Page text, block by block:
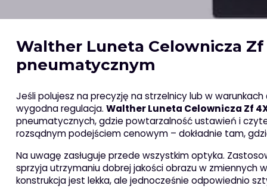
Walther Luneta Celownicza
pneumatycznym
Jeśli polujesz na precyzję na strzelnicy lub w
wygodna regulacja. Walther Luneta Celownicza Zf
pneumatycznych, gdzie powtarzalność ustawień i
rozsądnym podejściem cenowym – dokładnie tam,
Na uwagę zasługuje przede wszystkim optyka.
sprzyja utrzymaniu dobrej jakości obrazu w zmiennych
konstrukcja jest lekka, ale jednocześnie odpowiednio